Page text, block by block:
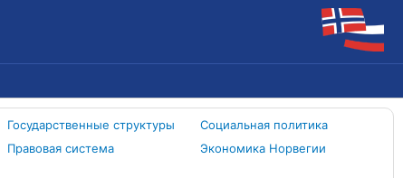
Государственные структуры
Социальная политика
Правовая система Экономика Норвегии